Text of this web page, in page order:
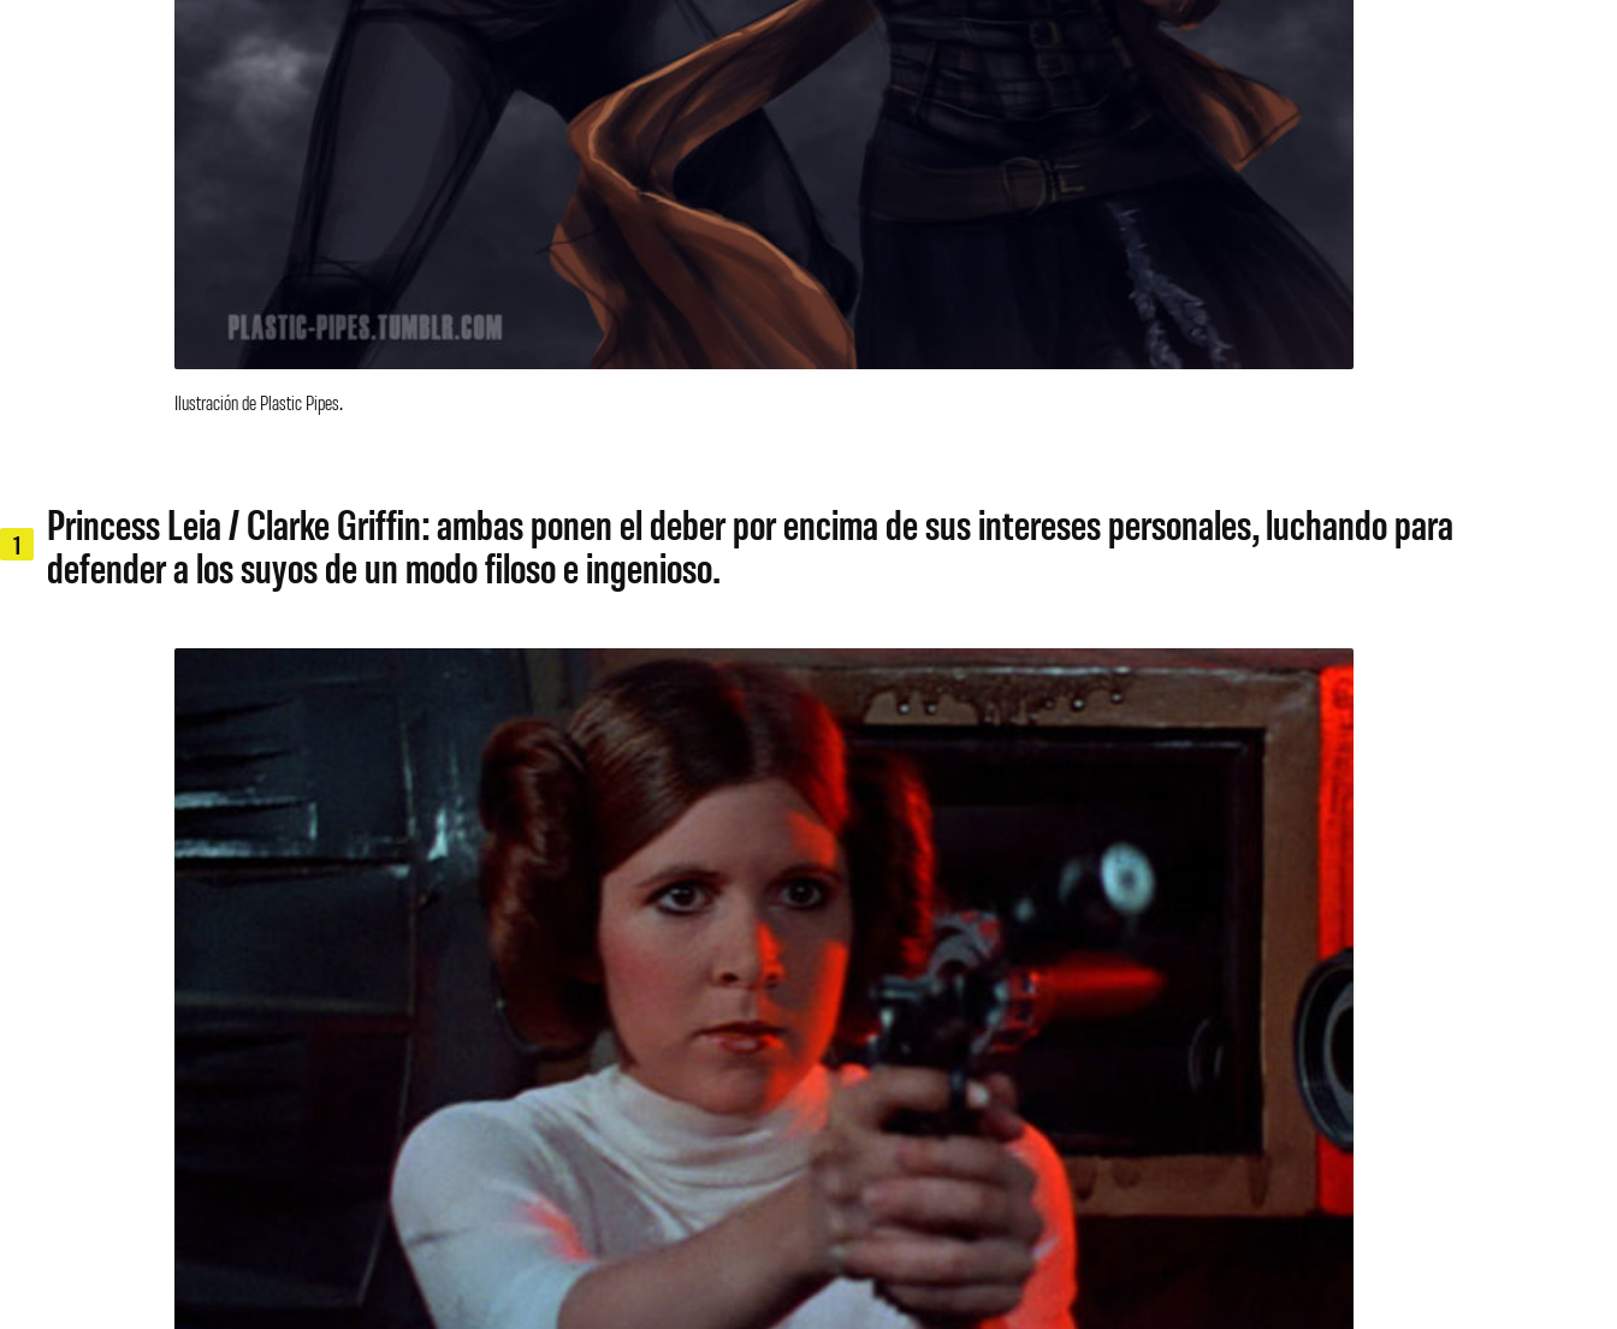
Ilustración de Plastic Pipes.
1
Princess Leia / Clarke Griffin: ambas ponen el deber por encima de sus intereses personales, luchando para
defender a los suyos de un modo filoso e ingenioso.